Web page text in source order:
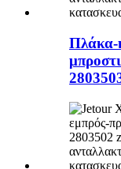
Πλάκα-